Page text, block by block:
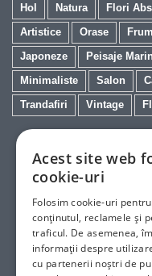
Hol
Natura Flori
Artistice
Orase
Japoneze
Peisaje
Minimaliste
Salon
Trandafiri
Vintage
Politica de Livrare si Retur|
Copyright © 2023-2026 -
Acest site web
cookie-uri
Folosim cookie-uri
conținutul, reclamele și
traficul. De asemenea,
informații despre
cu partenerii noștri de